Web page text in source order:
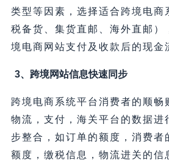
类型等因素，选择适合跨境电商
税备货、集货直邮、海外直邮）
境电商网站支付及收款后的现金
3、跨境网站信息快速同步
跨境电商系统平台消费者的顺畅
物流，支付，海关平台的数据进
步整合，如订单的额度，消费者
额度，缴税信息，物流进关的信